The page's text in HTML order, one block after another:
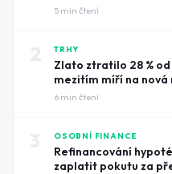
5 min čtení
TRHY
Zlato ztratilo 28 %
mezitím míří na nová
6 min čtení
OSOBNÍ FINANCE
Refinancování
zaplatit pokutu za